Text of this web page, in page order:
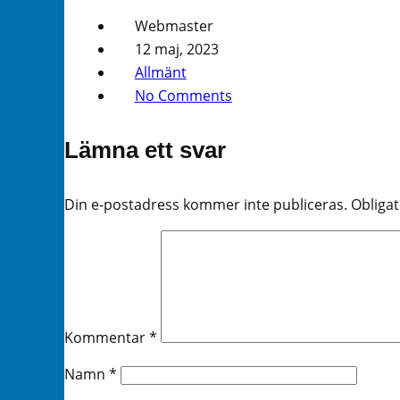
Webmaster
12 maj, 2023
Allmänt
No Comments
Lämna ett svar
Din e-postadress kommer inte publiceras.
Kommentar*
Namn *